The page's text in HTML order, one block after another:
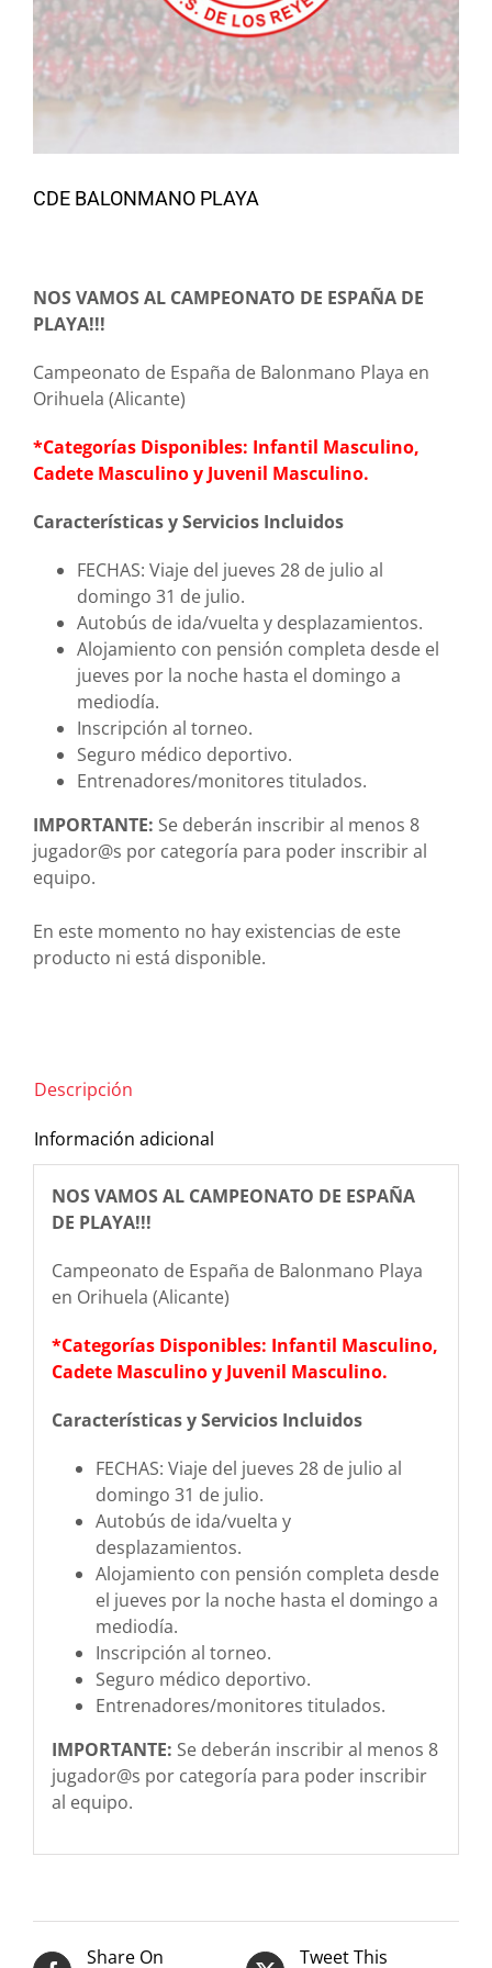
CDE BALONMANO PLAYA
NOS VAMOS AL CAMPEONATO DE ESPAÑA DE
PLAYA!!!
Campeonato de España de Balonmano Playa en
Orihuela (Alicante)
*Categorías Disponibles: Infantil Masculino,
Cadete Masculino y Juvenil Masculino.
Características y Servicios Incluidos
FECHAS: Viaje del jueves 28 de julio al
domingo 31 de julio.
Autobús de ida/vuelta y desplazamientos.
Alojamiento con pensión completa desde el
jueves por la noche hasta el domingo a
mediodía.
Inscripción al torneo.
Seguro médico deportivo.
Entrenadores/monitores titulados.
IMPORTANTE: Se deberán inscribir al menos 8
jugador@s por categoría para poder inscribir al
equipo.
En este momento no hay existencias de este
producto ni está disponible.
Descripción
Información adicional
NOS VAMOS AL CAMPEONATO DE ESPAÑA
DE PLAYA!!!
Campeonato de España de Balonmano Playa
en Orihuela (Alicante)
*Categorías Disponibles: Infantil Masculino,
Cadete Masculino y Juvenil Masculino.
Características y Servicios Incluidos
FECHAS: Viaje del jueves 28 de julio al
domingo 31 de julio.
Autobús de ida/vuelta y
desplazamientos.
Alojamiento con pensión completa desde
el jueves por la noche hasta el domingo a
mediodía.
Inscripción al torneo.
Seguro médico deportivo.
Entrenadores/monitores titulados.
IMPORTANTE: Se deberán inscribir al menos 8
jugador@s por categoría para poder inscribir
al equipo.
Share On Tweet This